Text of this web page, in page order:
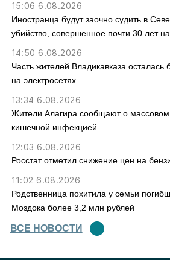
15:06 6.08.2026
Иностранца будут заочно судить в
убийство, совершенное почти 30 лет
14:50 6.08.2026
Часть жителей Владикавказа осталась
на электросетях
13:34 6.08.2026
Жители Алагира сообщают о массовом
кишечной инфекцией
12:03 6.08.2026
Росстат отметил снижение цен на
11:02 6.08.2026
Родственница похитила у семьи
Моздока более 3,2 млн рублей
ВСЕ НОВОСТИ